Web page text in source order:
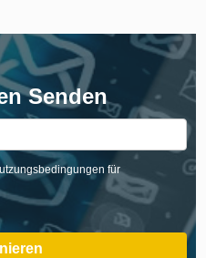
Senden
für